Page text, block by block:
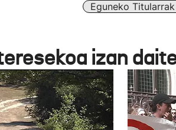
Eguneko Titularrak
izan